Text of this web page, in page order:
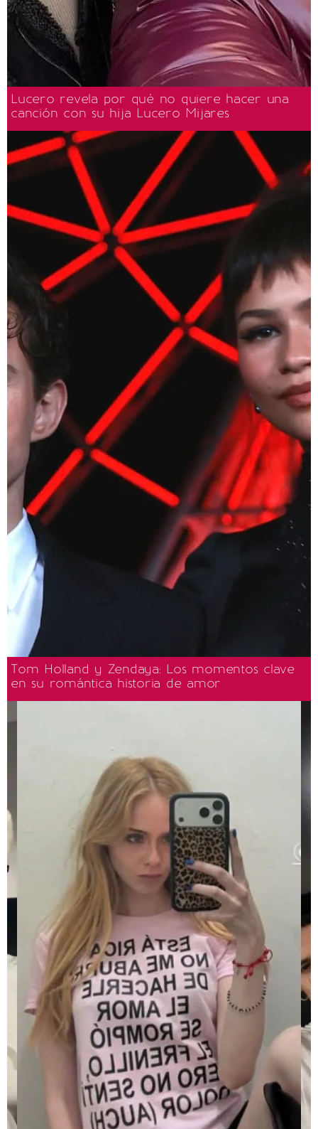
Lucero revela por qué no quiere hacer una
canción con su hija Lucero Mijares
Tom Holland y Zendaya: Los momentos clave
en su romántica historia de amor